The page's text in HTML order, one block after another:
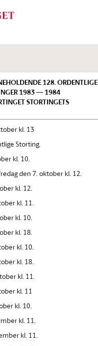
128. ORDENTLIGE
1983 — 1984
STORTINGETS
kl. 13
Storting.
kl. 10.
den 7. oktober kl. 12.
kl. 12.
kl. 11.
kl. 10.
kl. 18.
kl. 10.
kl. 18.
kl. 11.
kl. 11
kl. 10.
kl. 11.
kl. 11.